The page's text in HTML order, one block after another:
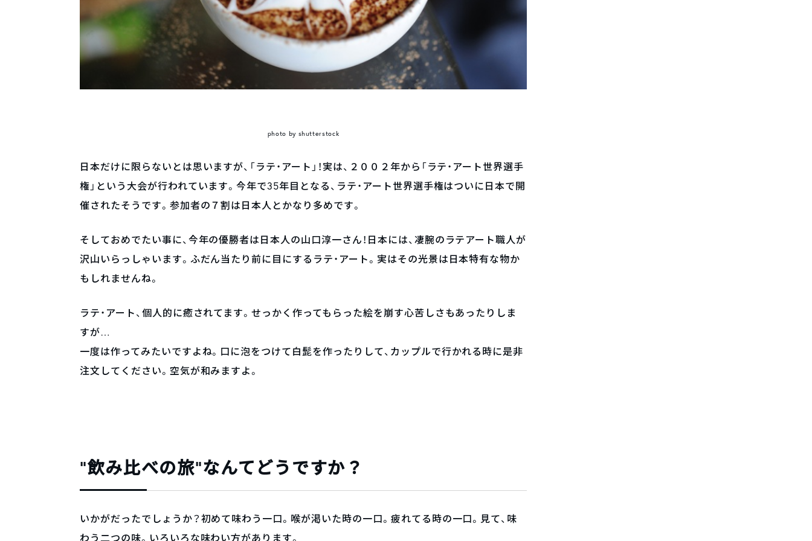
photo by shutterstock
日本だけに限らないとは思いますが、「ラテ・アート」！実は、２００２年から「ラテ・アート世界選手
権」という大会が行われています。今年で35年目となる、ラテ・アート世界選手権はついに日本で開
催されたそうです。参加者の７割は日本人とかなり多めです。
そしておめでたい事に、今年の優勝者は日本人の山口淳一さん！日本には、凄腕のラテアート職人が
沢山いらっしゃいます。ふだん当たり前に目にするラテ・アート。実はその光景は日本特有な物か
もしれませんね。
ラテ・アート、個人的に癒されてます。せっかく作ってもらった絵を崩す心苦しさもあったりしま
すが…
一度は作ってみたいですよね。口に泡をつけて白髭を作ったりして、カップルで行かれる時に是非
注文してください。空気が和みますよ。
”飲み比べの旅”なんてどうですか？
いかがだったでしょうか？初めて味わう一口。喉が渇いた時の一口。疲れてる時の一口。見て、味
わう二つの味。いろいろな味わい方があります。